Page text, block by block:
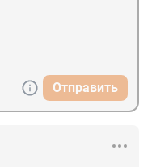
Отправить